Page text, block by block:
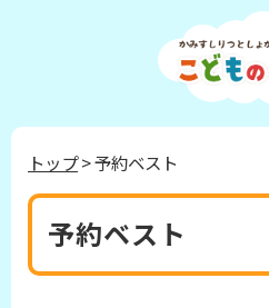
トップ> 予約ベスト
予約ベスト